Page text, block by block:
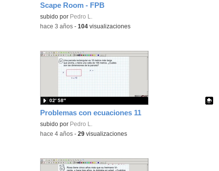
Scape Room - FPB
Contenido educativo.
subido por Pedro L.
-hace 3 años -104 visualizaciones
Problemas con ecuaciones 11
Contenido educativo.
subido por Pedro L.
02′ 58″
-hace 4 años -29 visualizaciones